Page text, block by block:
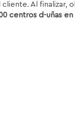
Al finalizar,
centros d-uñas